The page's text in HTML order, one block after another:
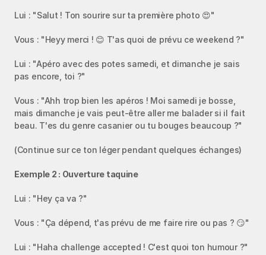
Lui : "Salut ! Ton sourire sur ta première photo 😍"
Vous : "Heyy merci ! 😊 T'as quoi de prévu ce weekend ?"
Lui : "Apéro avec des potes samedi, et dimanche je sais
pas encore, toi ?"
Vous : "Ahh trop bien les apéros ! Moi samedi je bosse,
mais dimanche je vais peut-être aller me balader si il fait
beau. T'es du genre casanier ou tu bouges beaucoup ?"
(Continue sur ce ton léger pendant quelques échanges)
Exemple 2 : Ouverture taquine
Lui : "Hey ça va ?"
Vous : "Ça dépend, t'as prévu de me faire rire ou pas ? 😏"
Lui : "Haha challenge accepted ! C'est quoi ton humour ?"